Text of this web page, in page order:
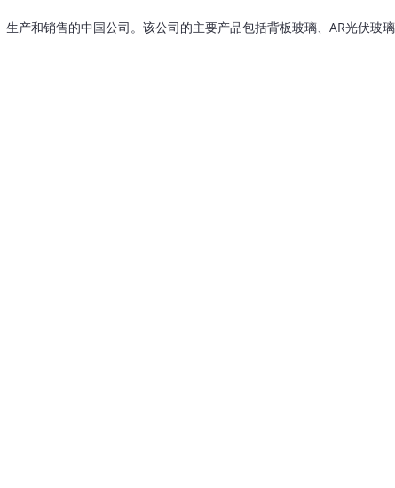
产和销售的中国公司。该公司的主要产品包括背板玻璃、AR光伏玻